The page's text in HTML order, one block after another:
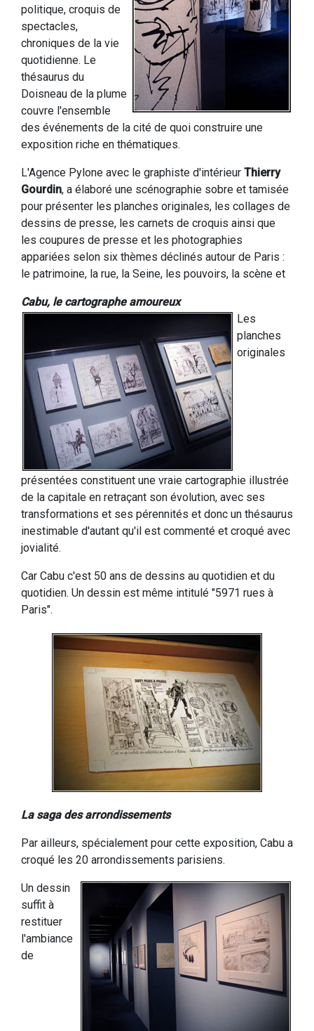
politique, croquis de
spectacles,
chroniques de la vie
quotidienne. Le
thésaurus du
Doisneau de la plume
couvre l'ensemble
des événements de la cité de quoi construire une
exposition riche en thématiques.
L'Agence Pylone avec le graphiste d'intérieur Thierry
Gourdin, a élaboré une scénographie sobre et tamisée
pour présenter les planches originales, les collages de
dessins de presse, les carnets de croquis ainsi que
les coupures de presse et les photographies
appariées selon six thèmes déclinés autour de Paris :
le patrimoine, la rue, la Seine, les pouvoirs, la scène et
Cabu, le cartographe amoureux
Les
planches
originales
présentées constituent une vraie cartographie illustrée
de la capitale en retraçant son évolution, avec ses
transformations et ses pérennités et donc un thésaurus
inestimable d'autant qu'il est commenté et croqué avec
jovialité.
Car Cabu c'est 50 ans de dessins au quotidien et du
quotidien. Un dessin est même intitulé "5971 rues à
Paris".
La saga des arrondissements
Par ailleurs, spécialement pour cette exposition, Cabu a
croqué les 20 arrondissements parisiens.
Un dessin
suffit à
restituer
l'ambiance
de